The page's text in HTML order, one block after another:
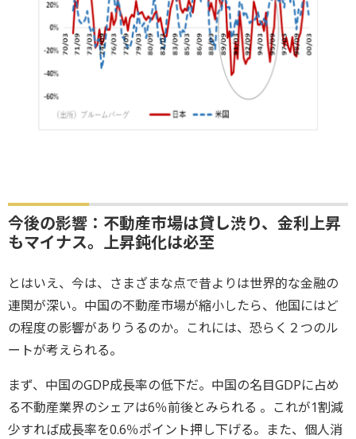
今後の影響：不動産市場は貸し渋り、金利上昇
もマイナス。上昇鈍化は必至
とはいえ、今は、さまざまな点で昔よりは世界的な金融の
連関が深い。中国の不動産市場が縮小したら、他国にはど
の程度の影響がありうるのか。これには、恐らく２つのル
ートが考えられる。
まず、中国のGDP成長率の低下だ。中国の名目GDPに占め
る不動産業界のシェアは6％前後とみられる 。これが1割減
少すれば成長率を0.6％ポイント押し下げる。また、個人消